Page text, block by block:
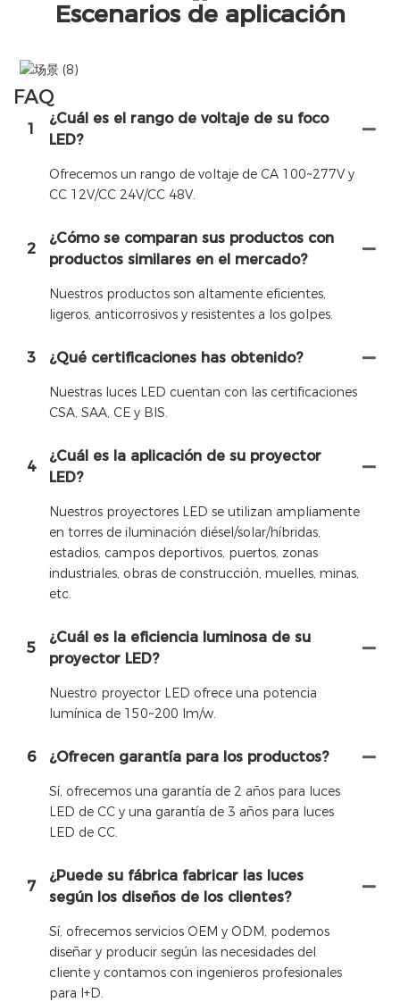
Escenarios de aplicación
FAQ
1
¿Cuál es el rango de voltaje de su foco
LED?
Ofrecemos un rango de voltaje de CA 100~277V y
CC 12V/CC 24V/CC 48V.
2
¿Cómo se comparan sus productos con
productos similares en el mercado?
Nuestros productos son altamente eficientes,
ligeros, anticorrosivos y resistentes a los golpes.
3 ¿Qué certificaciones has obtenido?
Nuestras luces LED cuentan con las certificaciones
CSA, SAA, CE y BIS.
4
¿Cuál es la aplicación de su proyector
LED?
Nuestros proyectores LED se utilizan ampliamente
en torres de iluminación diésel/solar/híbridas,
estadios, campos deportivos, puertos, zonas
industriales, obras de construcción, muelles, minas,
etc.
5
¿Cuál es la eficiencia luminosa de su
proyector LED?
Nuestro proyector LED ofrece una potencia
lumínica de 150~200 lm/w.
6 ¿Ofrecen garantía para los productos?
Sí, ofrecemos una garantía de 2 años para luces
LED de CC y una garantía de 3 años para luces
LED de CC.
7
¿Puede su fábrica fabricar las luces
según los diseños de los clientes?
Sí, ofrecemos servicios OEM y ODM, podemos
diseñar y producir según las necesidades del
cliente y contamos con ingenieros profesionales
para I+D.